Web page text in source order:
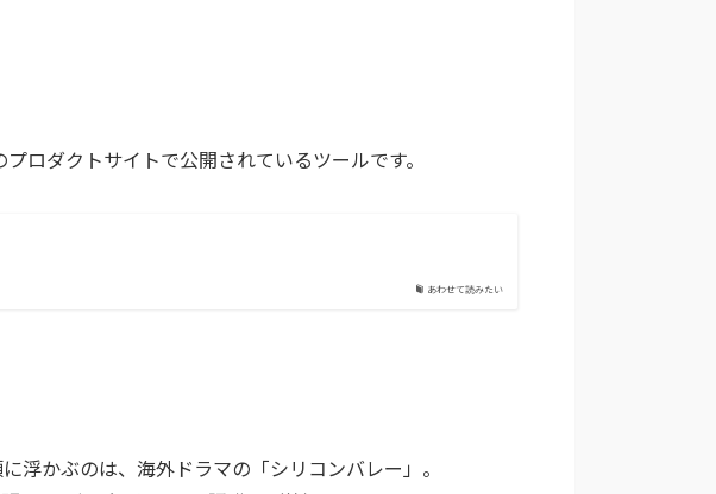
ロダクトサイトで公開されているツールです。
あわせて読みたい
浮かぶのは、海外ドラマの「シリコンバレー」。